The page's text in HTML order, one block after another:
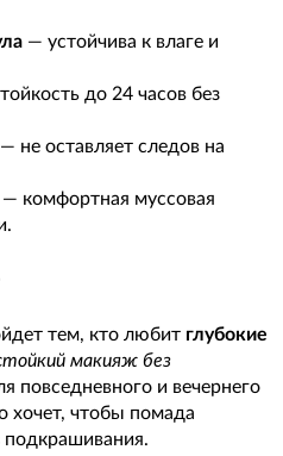
— устойчива к влаге и
до 24 часов без
— не оставляет следов на
— комфортная муссовая
тем, кто любит глубокие
макияж без
повседневного и вечернего
хочет, чтобы помада